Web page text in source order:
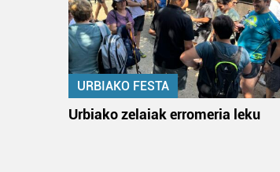
URBIAKO FESTA
Urbiako zelaiak erromeria leku